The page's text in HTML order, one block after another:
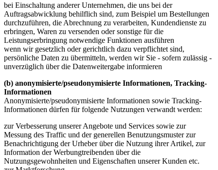
bei Einschaltung anderer Unternehmen, die uns bei der
Auftragsabwicklung behilflich sind, zum Beispiel um Bestellungen
durchzuführen, die Abrechnung zu verarbeiten, Kundendienste zu
erbringen, Waren zu versenden oder sonstige für die
Leistungserbringung notwendige Funktionen ausführen
wenn wir gesetzlich oder gerichtlich dazu verpflichtet sind,
persönliche Daten zu übermitteln, werden wir Sie - sofern zulässig -
unverzüglich über die Datenweitergabe informieren
(b) anonymisierte/pseudonymisierte Informationen, Tracking-
Informationen
Anonymisierte/pseudonymisierte Informationen sowie Tracking-
Informationen dürfen für folgende Nutzungen verwandt werden:
zur Verbesserung unserer Angebote und Services sowie zur
Messung des Traffic und der generellen Benutzungsmuster zur
Benachrichtigung der Urheber über die Nutzung ihrer Artikel, zur
Information der Werbungtreibenden über die
Nutzungsgewohnheiten und Eigenschaften unserer Kunden etc.